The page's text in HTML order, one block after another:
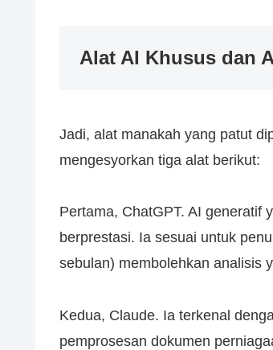
Alat AI Khusus dan
Jadi, alat manakah yang patut
mengesyorkan tiga alat berikut:
Pertama, ChatGPT. AI generatif
berprestasi. Ia sesuai untuk
sebulan) membolehkan analisis
Kedua, Claude. Ia terkenal
pemprosesan dokumen